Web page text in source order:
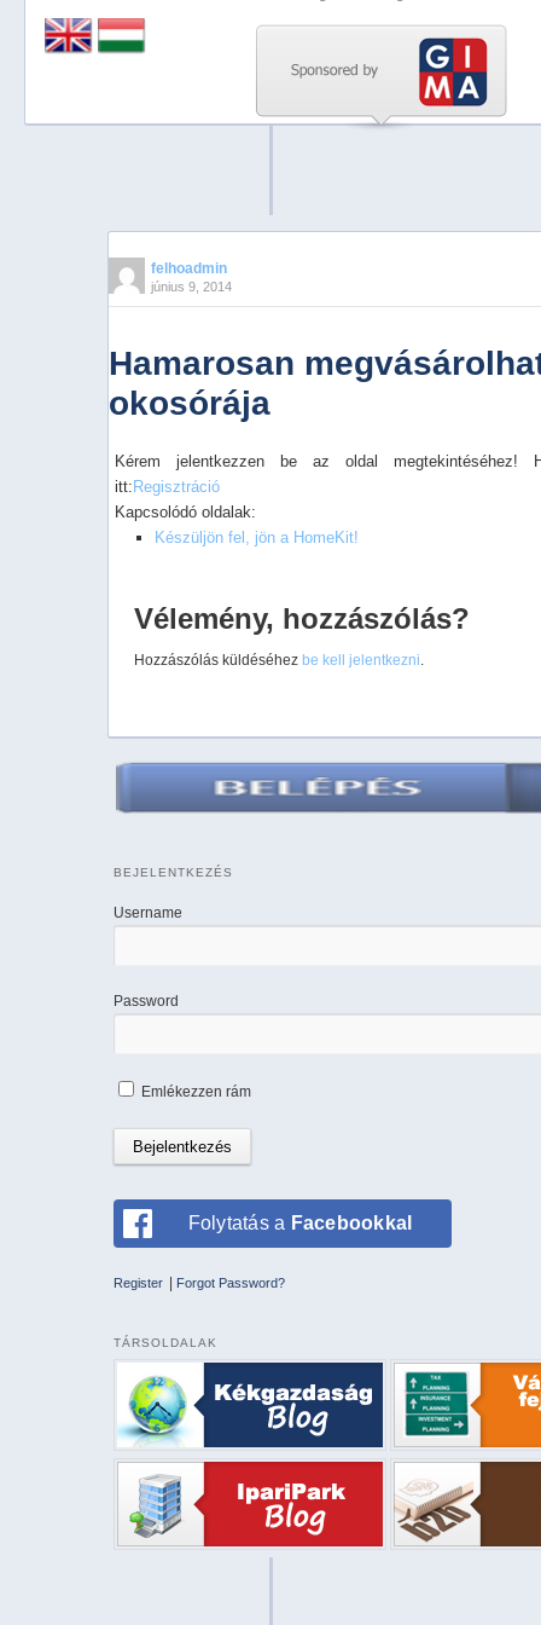
felhoadmin
június 9, 2014
Hamarosan
okosórája
Kérem jelentkezzen be az oldal megtekintéséhez!
itt: Regisztráció
Kapcsolódó oldalak:
Készüljön fel, jön a HomeKit!
Vélemény, hozzászólás?
Hozzászólás küldéséhez be kell jelentkezni.
BEJELENTKEZÉS
Username
Password
Emlékezzen rám
Folytatás a Facebookkal
Register Forgot Password?
TÁRSOLDALAK